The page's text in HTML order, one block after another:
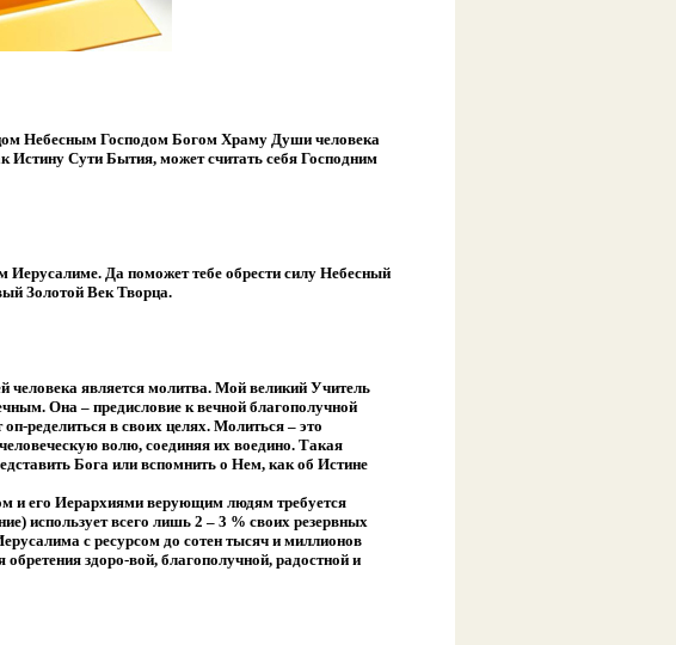
Небесным Господом Богом Храму Души человека
Сути Бытия, может считать себя Господним
Да поможет тебе обрести силу Небесный
Золотой Век Творца.
человека является молитва. Мой великий Учитель
Она – предисловие к вечной благополучной
ределиться в своих целях. Молиться – это
волю, соединяя их воедино. Такая
Бога или вспомнить о Нем, как об Истине
и его Иерархиями верующим людям требуется
использует всего лишь 2 – 3 % своих резервных
с ресурсом до сотен тысяч и миллионов
здоро-вой, благополучной, радостной и